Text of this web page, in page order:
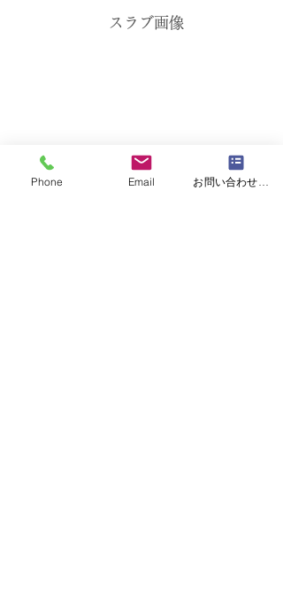
スラブ画像
Phone Email